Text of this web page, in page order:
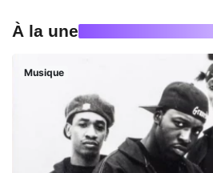
À la une
Musique